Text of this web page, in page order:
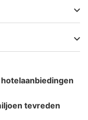
tevreden